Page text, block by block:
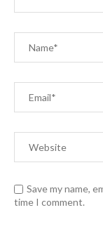
Save my name,
time I comment.